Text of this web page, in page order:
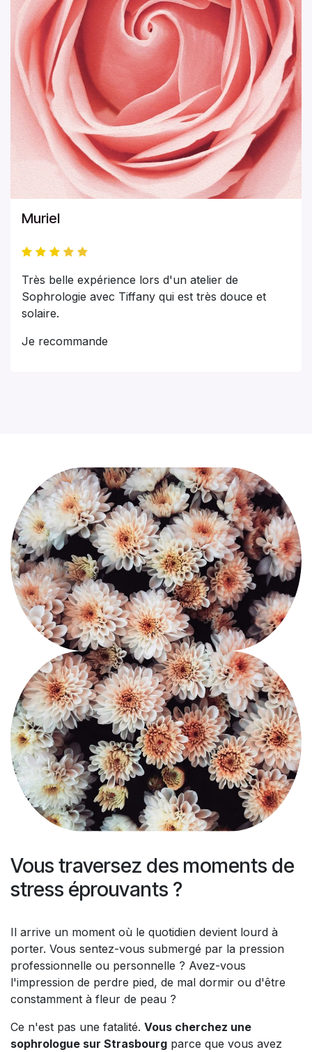
Muriel
Très belle expérience lors d'un atelier de
Sophrologie avec Tiffany qui est très douce et
solaire.
Je recommande
Vous traversez des moments de
stress éprouvants ?
Il arrive un moment où le quotidien devient lourd à
porter. Vous sentez-vous submergé par la pression
professionnelle ou personnelle ? Avez-vous
l'impression de perdre pied, de mal dormir ou d'être
constamment à fleur de peau ?
Ce n'est pas une fatalité. Vous cherchez une
sophrologue sur Strasbourg parce que vous avez